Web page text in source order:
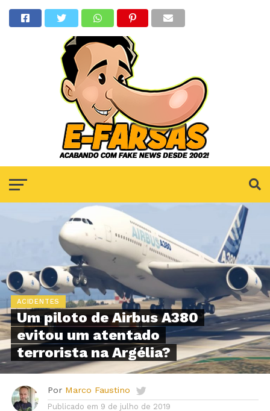
ACIDENTES
Um piloto de Airbus A380
evitou um atentado
terrorista na Argélia?
Por Marco Faustino
Publicado em 9 de julho de 2019